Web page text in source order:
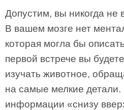
Допустим, вы никогда не
В вашем мозге нет
которая могла бы
первой встрече вы
изучать животное,
на самые мелкие детали.
информации «снизу